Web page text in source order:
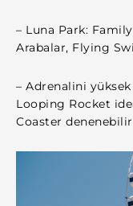
– Luna Park:
Arabalar, Flying
– Adrenalini
Looping Rocket
Coaster